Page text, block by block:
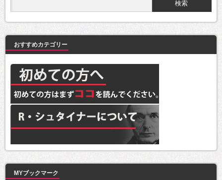
おすすめカテゴリー
MYブックマーク